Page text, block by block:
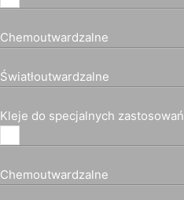
Chemoutwardzalne
Światłoutwardzalne
Kleje do specjalnych zastosowań
Chemoutwardzalne